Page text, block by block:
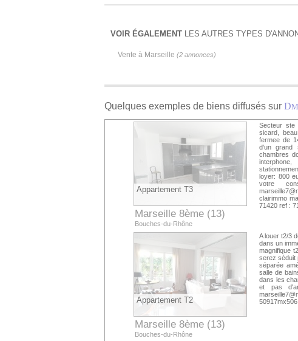
VOIR ÉGALEMENT LES AUTRES TYPES
Vente à Marseille (2 annonces)
Quelques exemples de biens diffusés sur D
Appartement T3
Marseille 8ème (13)
Bouches-du-Rhône
Secteur ste
sicard,
fermee de
d'un grand
chambres
loyer: 800
votre
clairimmo
71420 ref :
Appartement T2
Marseille 8ème (13)
Bouches-du-Rhône
A louer t2/3
dans un
magnifique
serez séduit
séparée
salle de
dans les
et pas
50917mx506